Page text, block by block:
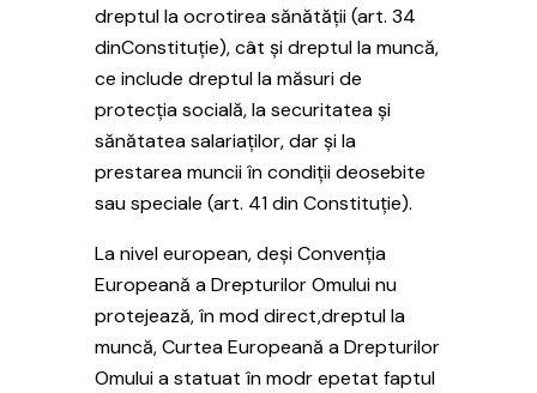
dreptul la ocrotirea sănătății (art. 34
dinConstituție), cât și dreptul la muncă,
ce include dreptul la măsuri de
protecția socială, la securitatea și
sănătatea salariaților, dar și la
prestarea muncii în condiții deosebite
sau speciale (art. 41 din Constituție).
La nivel european, deși Convenția
Europeană a Drepturilor Omului nu
protejează, în mod direct,dreptul la
muncă, Curtea Europeană a Drepturilor
Omului a statuat în modr epetat faptul